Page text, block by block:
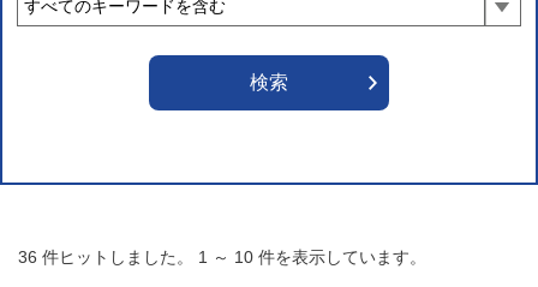
36 件ヒットしました。 1 ～ 10 件を表示しています。